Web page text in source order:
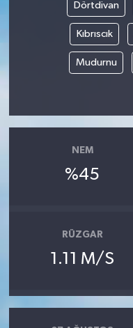
Dörtdivan
Kıbrıscık
Mudurnu
NEM
%45
RÜZGAR
1.11 M/S